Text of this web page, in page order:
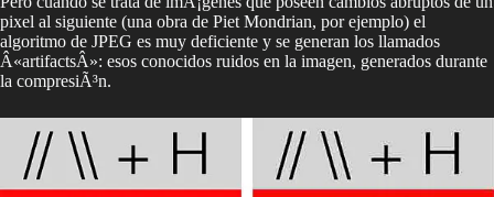
pixel al siguiente (una obra de Piet Mondrian, por ejemplo) el
algoritmo de JPEG es muy deficiente y se generan los llamados
Â«artifactsÂ»: esos conocidos ruidos en la imagen, generados durante
la compresiÃ³n.